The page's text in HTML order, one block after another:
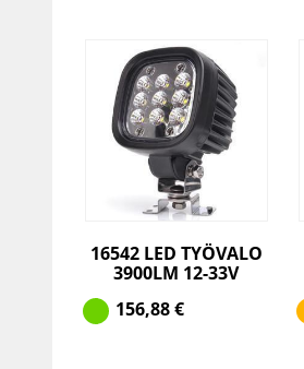
16542 LED TYÖVALO
3900LM 12-33V
156,88€